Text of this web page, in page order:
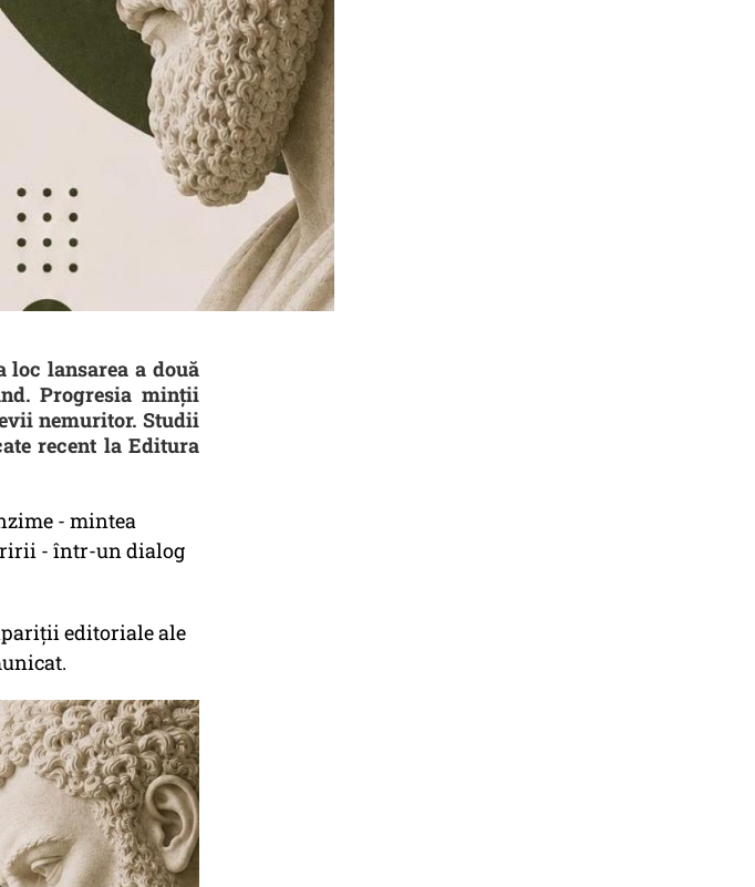
loc lansarea a două
Progresia minții
nemuritor. Studii
recent la Editura
- mintea
- într-un dialog
editoriale ale